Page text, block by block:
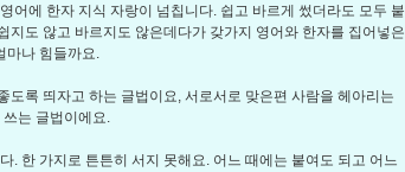
어에 한자 지식 자랑이 넘칩니다. 쉽고 바르게 썼더라도 모두 붙
지도 않고 바르지도 않은데다가 갖가지 영어와 한자를 집어넣은
마나 힘들까요.
도록 띄자고 하는 글법이요, 서로서로 맞은편 사람을 헤아리는
쓰는 글법이에요.
. 한 가지로 튼튼히 서지 못해요. 어느 때에는 붙여도 되고 어느